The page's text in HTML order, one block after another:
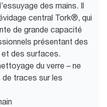
des mains. Il
central Tork®, qui
de grande capacité
présentant des
et des surfaces.
du verre – ne
traces sur les